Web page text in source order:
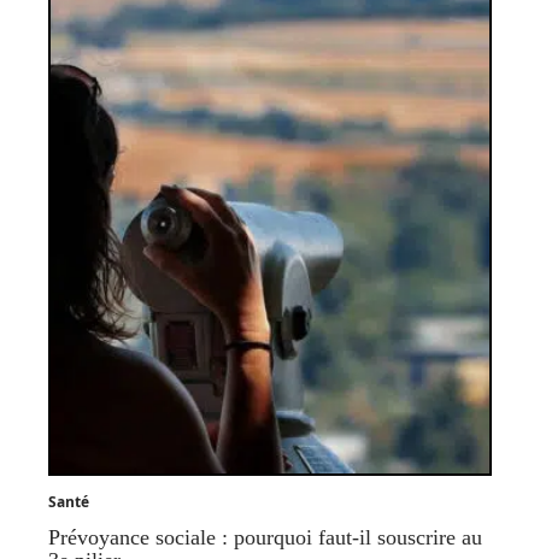
Santé
Prévoyance sociale : pourquoi faut-il souscrire au